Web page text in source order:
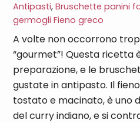
Antipasti,Bruschette panini
germogli Fieno greco
A volte non occorrono
“gourmet”! Questa ricetta
preparazione, e le
gustate in antipasto. Il
tostato e macinato, è uno
del curry indiano, e si